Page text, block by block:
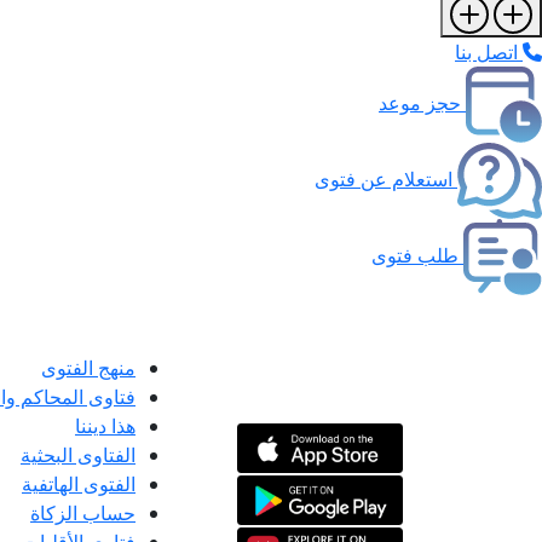
اتصل بنا
حجز موعد
استعلام عن فتوى
طلب فتوى
منهج الفتوى
فتاوى المحاكم
هذا ديننا
الفتاوى البحثية
الفتوى الهاتفية
حساب الزكاة